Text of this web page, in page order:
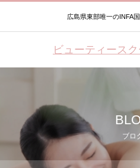
広島県東部唯一のINFA
ビューティース
ブロ